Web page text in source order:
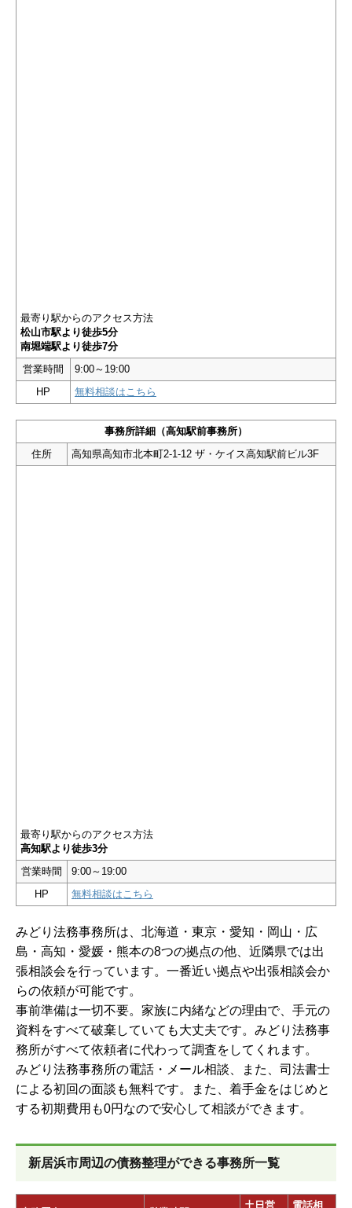
最寄り駅からのアクセス方法
松山市駅より徒歩5分
南堀端駅より徒歩7分
営業時間
9:00～19:00
HP
無料相談はこちら
事務所詳細（高知駅前事務所）
住所
高知県高知市北本町2-1-12 ザ・ケイス高知駅前ビル3F
最寄り駅からのアクセス方法
高知駅より徒歩3分
営業時間
9:00～19:00
HP
無料相談はこちら
みどり法務事務所は、北海道・東京・愛知・岡山・広
島・高知・愛媛・熊本の8つの拠点の他、近隣県では出
張相談会を行っています。一番近い拠点や出張相談会か
らの依頼が可能です。
事前準備は一切不要。家族に内緒などの理由で、手元の
資料をすべて破棄していても大丈夫です。みどり法務事
務所がすべて依頼者に代わって調査をしてくれます。
みどり法務事務所の電話・メール相談、また、司法書士
による初回の面談も無料です。また、着手金をはじめと
する初期費用も0円なので安心して相談ができます。
新居浜市周辺の債務整理ができる事務所一覧
土日営 電話相